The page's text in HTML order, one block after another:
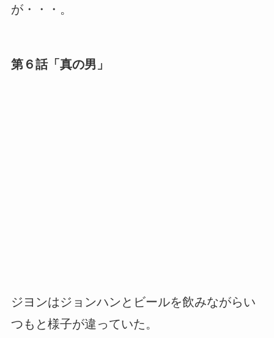
が・・・。
第６話「真の男」
ジヨンはジョンハンとビールを飲みながらい
つもと様子が違っていた。